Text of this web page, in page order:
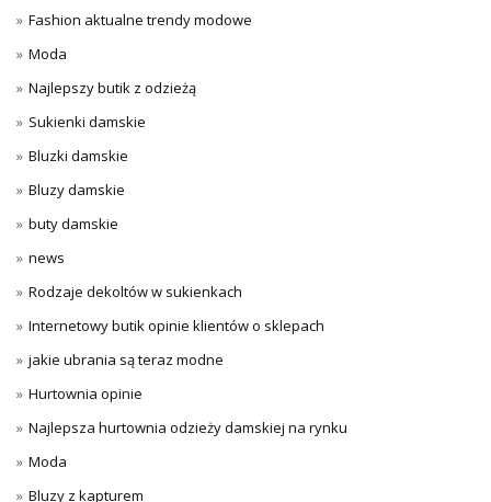
Fashion aktualne trendy modowe
Moda
Najlepszy butik z odzieżą
Sukienki damskie
Bluzki damskie
Bluzy damskie
buty damskie
news
Rodzaje dekoltów w sukienkach
Internetowy butik opinie klientów o sklepach
jakie ubrania są teraz modne
Hurtownia opinie
Najlepsza hurtownia odzieży damskiej na rynku
Moda
Bluzy z kapturem